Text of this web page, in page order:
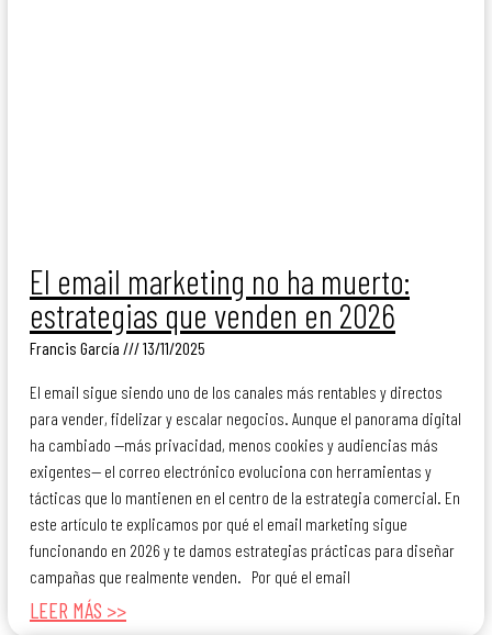
El email marketing no ha muerto:
estrategias que venden en 2026
Francis García 13/11/2025
El email sigue siendo uno de los canales más rentables y directos
para vender, fidelizar y escalar negocios. Aunque el panorama digital
ha cambiado —más privacidad, menos cookies y audiencias más
exigentes— el correo electrónico evoluciona con herramientas y
tácticas que lo mantienen en el centro de la estrategia comercial. En
este artículo te explicamos por qué el email marketing sigue
funcionando en 2026 y te damos estrategias prácticas para diseñar
campañas que realmente venden. Por qué el email
LEER MÁS >>